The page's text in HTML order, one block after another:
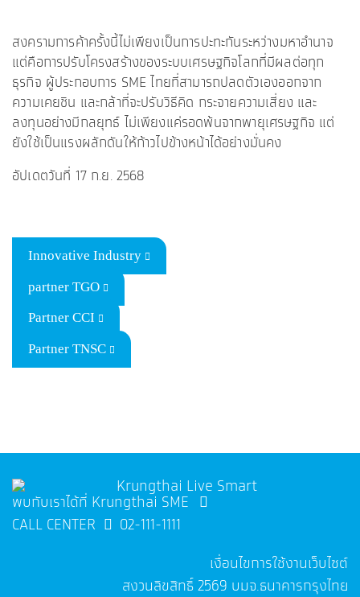
สงครามการค้าครั้งนี้ไม่เพียงเป็นการปะทะกันระหว่างมหาอำนาจ
แต่คือการปรับโครงสร้างของระบบเศรษฐกิจโลกที่มีผลต่อทุก
ธุรกิจ ผู้ประกอบการ SME ไทยที่สามารถปลดตัวเองออกจาก
ความเคยชิน และกล้าที่จะปรับวิธีคิด กระจายความเสี่ยง และ
ลงทุนอย่างมีกลยุทธ์ ไม่เพียงแค่รอดพ้นจากพายุเศรษฐกิจ แต่
ยังใช้เป็นแรงผลักดันให้ก้าวไปข้างหน้าได้อย่างมั่นคง
อัปเดตวันที่ 17 ก.ย. 2568
Innovative Industry
partner TGO
Partner CCI
Partner TNSC
พบกับเราได้ที่ Krungthai SME
CALL CENTER
02-111-1111
เงื่อนไขการใช้งานเว็บไซต์
สงวนลิขสิทธิ์2569 บมจ.ธนาคารกรุงไทย